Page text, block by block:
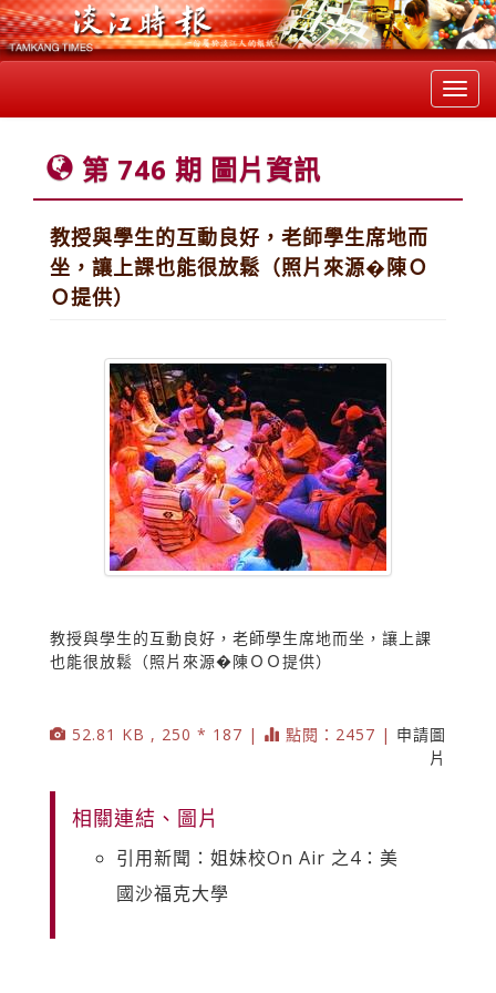
第 746 期 圖片資訊
教授與學生的互動良好，老師學生席地而
坐，讓上課也能很放鬆（照片來源�陳Ｏ
Ｏ提供）
教授與學生的互動良好，老師學生席地而坐，讓上課
也能很放鬆（照片來源�陳ＯＯ提供）
52.81 KB , 250 * 187 | 點閱：2457 | 申請圖
片
相關連結、圖片
引用新聞：姐妹校On Air 之4：美
國沙福克大學